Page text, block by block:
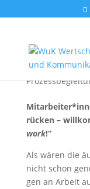
new work
rücken –
work!“
Als wären die
nicht schon
gen an Arbeit